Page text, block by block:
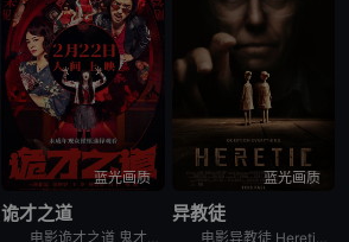
蓝光画质
诡才之道
电影诡才之道 鬼才之道讲述的是：所有人都只关心闹鬼吓不吓人，却没人关心鬼闹得累不累。在著名闹鬼圣地“旺来温泉大饭店”414号房里，过气女鬼天后「凯萨琳」（张榕容 饰）和三流阴间经纪人「Makoto
蓝光画质
异教徒
电影异教徒 Heretic讲述了两名女传教士被引诱到一个古怪危险的男人家里，试图改变他的信仰，开启了一场猫捉老鼠的游戏。